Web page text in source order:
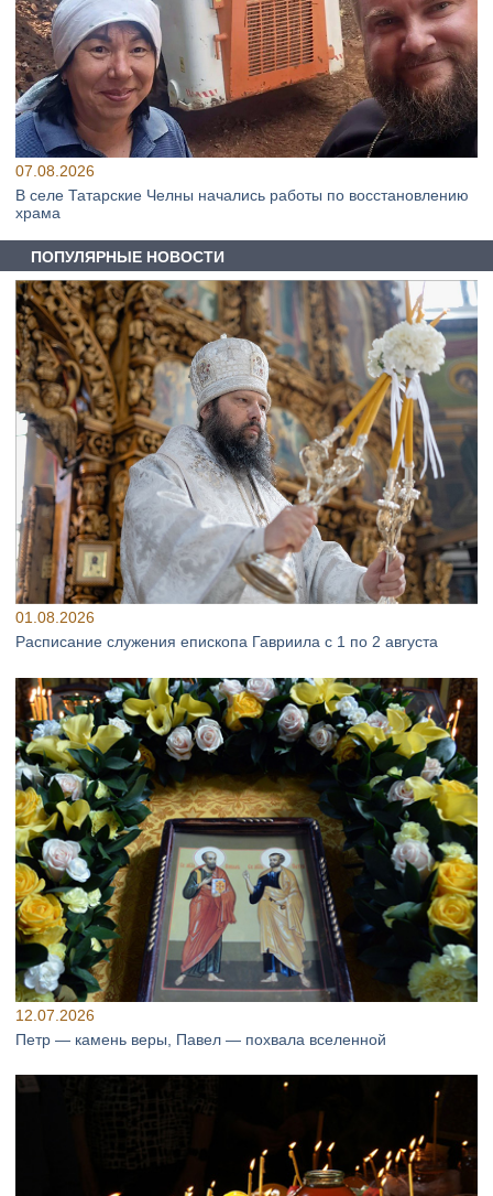
07.08.2026
В селе Татарские Челны начались работы по восстановлению
храма
ПОПУЛЯРНЫЕ НОВОСТИ
01.08.2026
Расписание служения епископа Гавриила с 1 по 2 августа
12.07.2026
Петр — камень веры, Павел — похвала вселенной